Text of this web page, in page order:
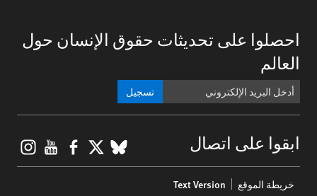
احصلوا على تحديثات حقوق الإنسان حول
العالم
تسجيل
ابقوا على اتصال BlueSky
X
menu
خريطة الموقع Text Version